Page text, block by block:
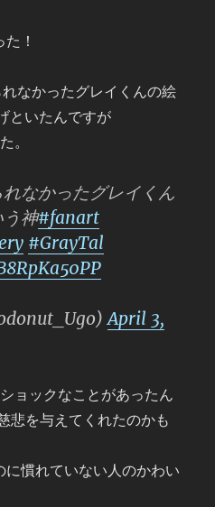
！
なかったグレイくんの絵
といたんですが
。
なかったグレイくん
神#fanart
#GrayTal
April 3,
ョックなことがあったん
悲を与えてくれたのかも
慣れていない人のかわい